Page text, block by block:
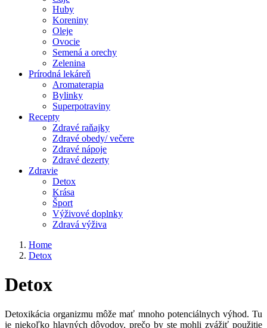
Huby
Koreniny
Oleje
Ovocie
Semená a orechy
Zelenina
Prírodná lekáreň
Aromaterapia
Bylinky
Superpotraviny
Recepty
Zdravé raňajky
Zdravé obedy/ večere
Zdravé nápoje
Zdravé dezerty
Zdravie
Detox
Krása
Šport
Výživové doplnky
Zdravá výživa
Home
Detox
Detox
Detoxikácia organizmu môže mať mnoho potenciálnych výhod. Tu
je niekoľko hlavných dôvodov, prečo by ste mohli zvážiť použitie